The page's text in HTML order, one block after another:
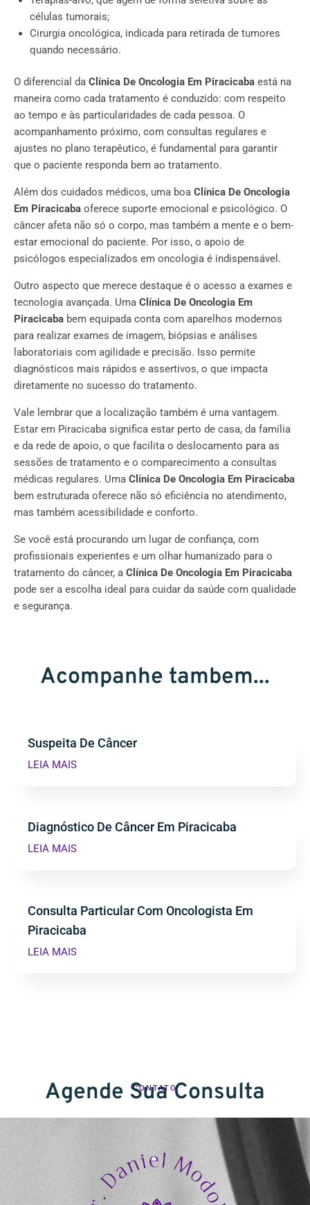
células tumorais;
Cirurgia oncológica, indicada para retirada de tumores
quando necessário.
O diferencial da Clínica De Oncologia Em Piracicaba está na
maneira como cada tratamento é conduzido: com respeito
ao tempo e às particularidades de cada pessoa. O
acompanhamento próximo, com consultas regulares e
ajustes no plano terapêutico, é fundamental para garantir
que o paciente responda bem ao tratamento.
Além dos cuidados médicos, uma boa Clínica De Oncologia
Em Piracicaba oferece suporte emocional e psicológico. O
câncer afeta não só o corpo, mas também a mente e o bem-
estar emocional do paciente. Por isso, o apoio de
psicólogos especializados em oncologia é indispensável.
Outro aspecto que merece destaque é o acesso a exames e
tecnologia avançada. Uma Clínica De Oncologia Em
Piracicaba bem equipada conta com aparelhos modernos
para realizar exames de imagem, biópsias e análises
laboratoriais com agilidade e precisão. Isso permite
diagnósticos mais rápidos e assertivos, o que impacta
diretamente no sucesso do tratamento.
Vale lembrar que a localização também é uma vantagem.
Estar em Piracicaba significa estar perto de casa, da família
e da rede de apoio, o que facilita o deslocamento para as
sessões de tratamento e o comparecimento a consultas
médicas regulares. Uma Clínica De Oncologia Em Piracicaba
bem estruturada oferece não só eficiência no atendimento,
mas também acessibilidade e conforto.
Se você está procurando um lugar de confiança, com
profissionais experientes e um olhar humanizado para o
tratamento do câncer, a Clínica De Oncologia Em Piracicaba
pode ser a escolha ideal para cuidar da saúde com qualidade
e segurança.
Acompanhe tambem...
Suspeita De Câncer
LEIA MAIS
Diagnóstico De Câncer Em Piracicaba
LEIA MAIS
Consulta Particular Com Oncologista Em
Piracicaba
LEIA MAIS
CONTATO
Agende Sua Consulta